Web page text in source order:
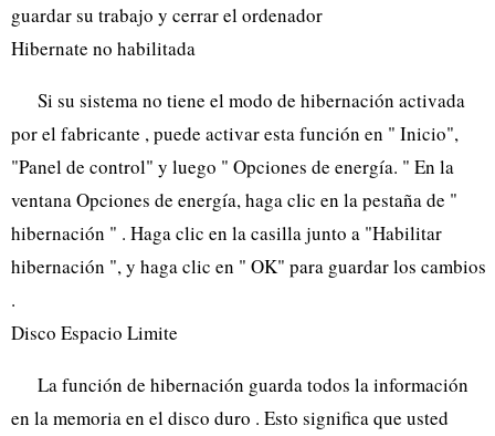
guardar su trabajo y cerrar el ordenador
Hibernate no habilitada
Si su sistema no tiene el modo de hibernación activada
por el fabricante , puede activar esta función en " Inicio",
"Panel de control" y luego " Opciones de energía. " En la
ventana Opciones de energía, haga clic en la pestaña de "
hibernación " . Haga clic en la casilla junto a "Habilitar
hibernación ", y haga clic en " OK" para guardar los cambios
.
Disco Espacio Limite
La función de hibernación guarda todos la información
en la memoria en el disco duro . Esto significa que usted